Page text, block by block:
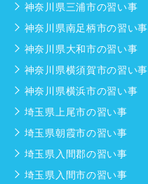
神奈川県三浦市の習い事
神奈川県南足柄市の習い事
神奈川県大和市の習い事
神奈川県横須賀市の習い事
神奈川県横浜市の習い事
埼玉県上尾市の習い事
埼玉県朝霞市の習い事
埼玉県入間郡の習い事
埼玉県入間市の習い事